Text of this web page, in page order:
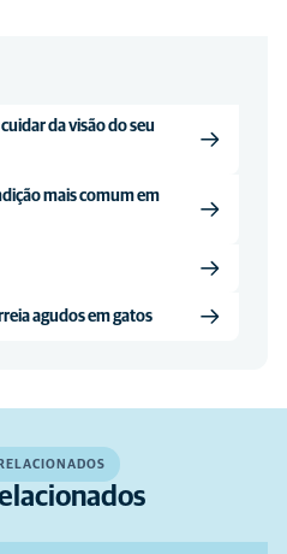
da visão do seu
mais comum em
agudos em gatos